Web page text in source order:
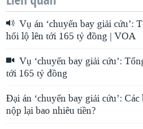
Vụ án ‘chuyến bay giải cứu’:
hối lộ lên tới 165 tỷ đồng | VOA
Vụ ‘chuyến bay giải cứu’:
tới 165 tỷ đồng
Đại án ‘chuyến bay giải cứu’:
nộp lại bao nhiêu tiền?